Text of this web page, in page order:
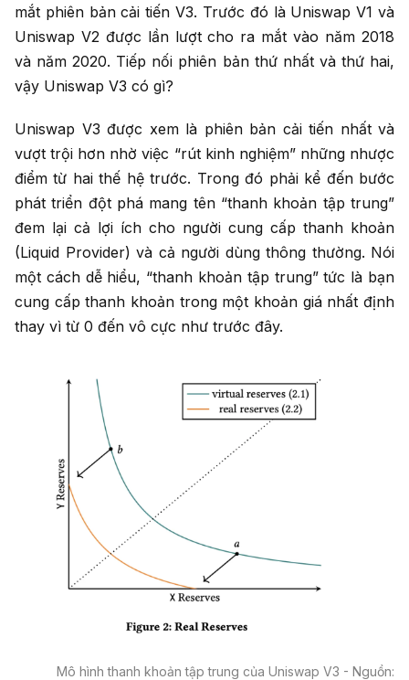
mắt phiên bản cải tiến V3. Trước đó là Uniswap V1 và
Uniswap V2 được lần lượt cho ra mắt vào năm 2018
và năm 2020. Tiếp nối phiên bản thứ nhất và thứ hai,
vậy Uniswap V3 có gì?
Uniswap V3 được xem là phiên bản cải tiến nhất và
vượt trội hơn nhờ việc “rút kinh nghiệm” những nhược
điểm từ hai thế hệ trước. Trong đó phải kể đến bước
phát triển đột phá mang tên “thanh khoản tập trung”
đem lại cả lợi ích cho người cung cấp thanh khoản
(Liquid Provider) và cả người dùng thông thường. Nói
một cách dễ hiểu, “thanh khoản tập trung” tức là bạn
cung cấp thanh khoản trong một khoản giá nhất định
thay vì từ 0 đến vô cực như trước đây.
Mô hình thanh khoản tập trung của Uniswap V3 - Nguồn: